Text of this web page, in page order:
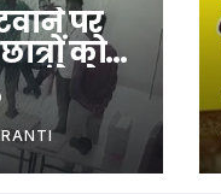
पर
को
डंडे से